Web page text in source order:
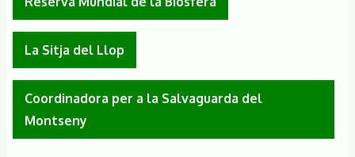
La Sitja del Llop
Coordinadora per a la Salvaguarda del
Montseny